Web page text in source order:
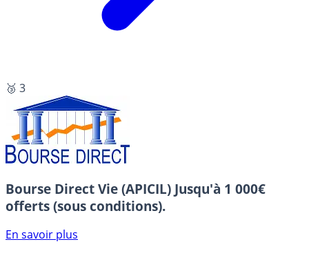
🥉 3
Bourse Direct Vie (APICIL) Jusqu'à 1 000€
offerts (sous conditions).
En savoir plus